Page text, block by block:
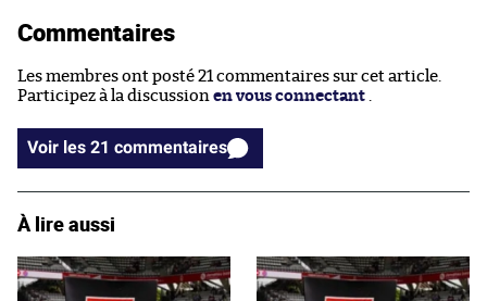
Commentaires
Les membres ont posté 21 commentaires sur cet article.
Participez à la discussion en vous connectant
Voir les 21 commentaires
À lire aussi